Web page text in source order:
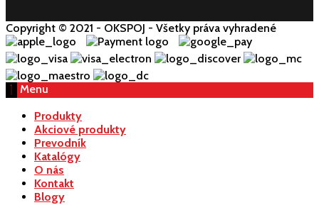
Copyright © 2021 - OKSPOJ - Všetky práva vyhradené
Menu
Produkty
Akciové produkty
Prevodník
Katalógy
O nás
Kontakt
Blogy